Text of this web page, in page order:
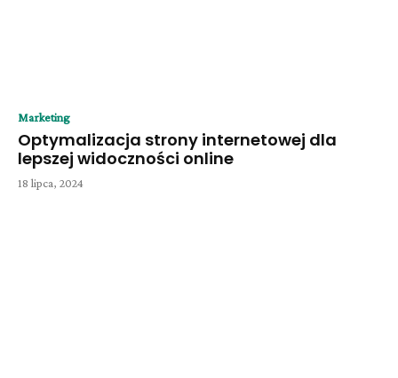
Marketing
Optymalizacja strony internetowej dla
lepszej widoczności online
18 lipca, 2024